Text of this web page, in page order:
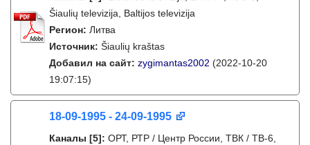
Šiaulių televizija, Baltijos televizija
Регион: Литва
Источник: Šiaulių kraštas
Добавил на сайт: zygimantas2002 (2022-10-20
19:07:15)
18-09-1995 - 24-09-1995
Каналы [5]: ОРТ, РТР / Центр России, ТВК / ТВ-6,